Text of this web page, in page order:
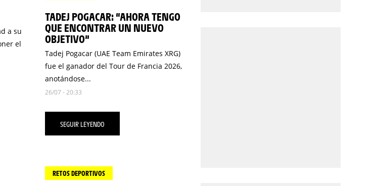
a su
el
TADEJ POGACAR: “AHORA TENGO
QUE ENCONTRAR UN NUEVO
OBJETIVO”
Tadej Pogacar (UAE Team Emirates XRG)
fue el ganador del Tour de Francia 2026,
anotándose...
26/07 - 20:33
SEGUIR LEYENDO
RETOS DEPORTIVOS